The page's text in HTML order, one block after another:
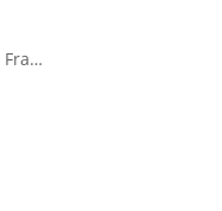
Wir feiern den Deutsch- Französischen Tag